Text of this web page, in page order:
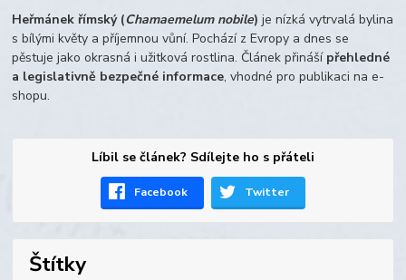
Heřmánek římský (Chamaemelum nobile) je nízká vytrvalá bylina
s bílými květy a příjemnou vůní. Pochází z Evropy a dnes se
pěstuje jako okrasná i užitková rostlina. Článek přináší přehledné
a legislativně bezpečné informace, vhodné pro publikaci na e-
shopu.
Líbil se článek? Sdílejte ho s přáteli
Facebook Twitter
Štítky